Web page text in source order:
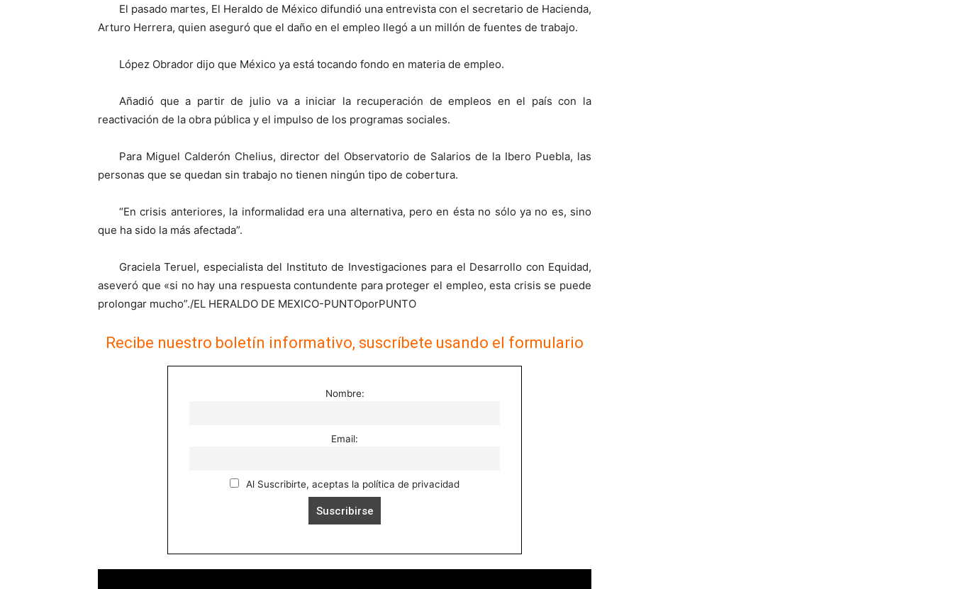
El pasado martes, El Heraldo de México difundió una entrevista con el secretario de Hacienda,
Arturo Herrera, quien aseguró que el daño en el empleo llegó a un millón de fuentes de trabajo.
López Obrador dijo que México ya está tocando fondo en materia de empleo.
Añadió que a partir de julio va a iniciar la recuperación de empleos en el país con la
reactivación de la obra pública y el impulso de los programas sociales.
Para Miguel Calderón Chelius, director del Observatorio de Salarios de la Ibero Puebla, las
personas que se quedan sin trabajo no tienen ningún tipo de cobertura.
“En crisis anteriores, la informalidad era una alternativa, pero en ésta no sólo ya no es, sino
que ha sido la más afectada”.
Graciela Teruel, especialista del Instituto de Investigaciones para el Desarrollo con Equidad,
aseveró que «si no hay una respuesta contundente para proteger el empleo, esta crisis se puede
prolongar mucho”./EL HERALDO DE MEXICO-PUNTOporPUNTO
Recibe nuestro boletín informativo, suscríbete usando el formulario
Nombre:
Email:
Al Suscribirte, aceptas la política de privacidad